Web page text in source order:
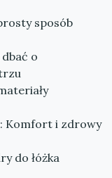
sposób
o
Komfort i zdrowy
do łóżka